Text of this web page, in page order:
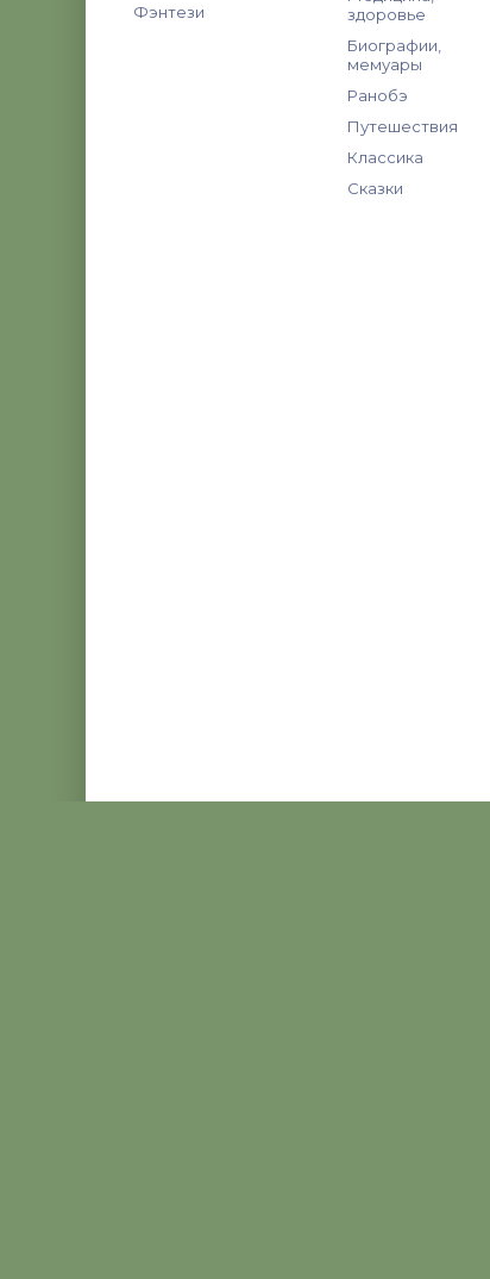
Фэнтези
здоровье
Биографии,
мемуары
Ранобэ
Путешествия
Классика
Сказки